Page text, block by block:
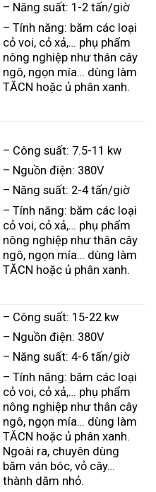
– Năng suất: 1-2 tấn/giờ
– Tính năng: băm các loại
cỏ voi, cỏ xả,… phụ phẩm
nông nghiệp như thân cây
ngô, ngọn mía… dùng làm
TĂCN hoặc ủ phân xanh.
– Công suất: 7.5-11 kw
– Nguồn điện: 380V
– Năng suất: 2-4 tấn/giờ
– Tính năng: băm các loại
cỏ voi, cỏ xả,… phụ phẩm
nông nghiệp như thân cây
ngô, ngọn mía… dùng làm
TĂCN hoặc ủ phân xanh.
– Công suất: 15-22 kw
– Nguồn điện: 380V
– Năng suất: 4-6 tấn/giờ
– Tính năng: băm các loại
cỏ voi, cỏ xả,… phụ phẩm
nông nghiệp như thân cây
ngô, ngọn mía… dùng làm
TĂCN hoặc ủ phân xanh.
Ngoài ra, chuyên dùng
băm ván bóc, vỏ cây…
thành dăm nhỏ.